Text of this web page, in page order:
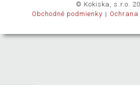
© Kokiska, s.r.o.
Obchodné podmienky